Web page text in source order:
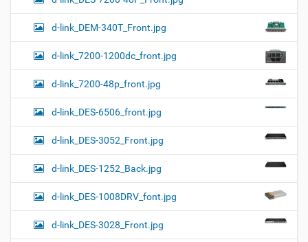
d-link_DEM-340T_Front.jpg
d-link_7200-1200dc_front.jpg
d-link_7200-48p_front.jpg
d-link_DES-6506_front.jpg
d-link_DES-3052_Front.jpg
d-link_DES-1252_Back.jpg
d-link_DES-1008DRV_font.jpg
d-link_DES-3028_Front.jpg